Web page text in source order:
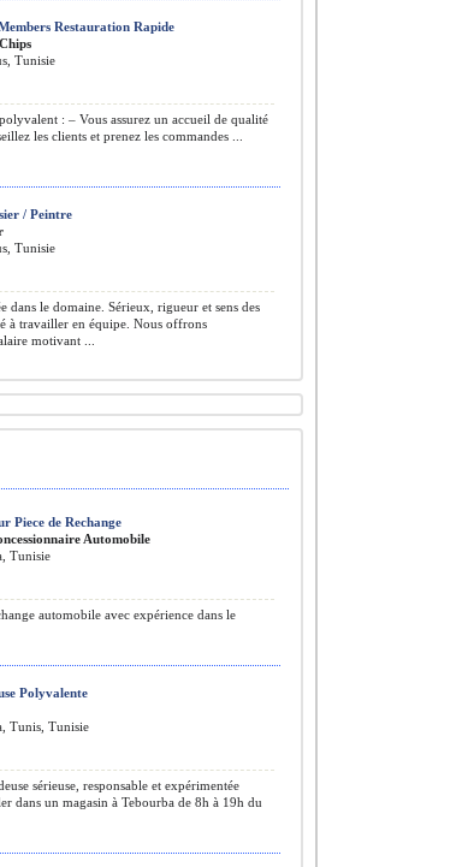
Restauration Rapide
Tunisie
: – Vous assurez un accueil de qualité
les clients et prenez les commandes ...
/ Peintre
Tunisie
dans le domaine. Sérieux, rigueur et sens des
à travailler en équipe. Nous offrons
motivant ...
Piece de Rechange
Automobile
Tunisie
automobile avec expérience dans le
Polyvalente
Tunis, Tunisie
sérieuse, responsable et expérimentée
dans un magasin à Tebourba de 8h à 19h du